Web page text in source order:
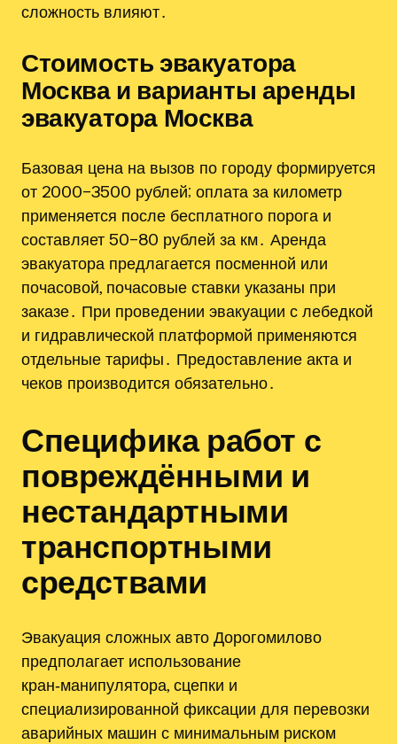
сложность влияют․
Стоимость эвакуатора
Москва и варианты аренды
эвакуатора Москва
Базовая цена на вызов по городу формируется
от 2000–3500 рублей; оплата за километр
применяется после бесплатного порога и
составляет 50–80 рублей за км․ Аренда
эвакуатора предлагается посменной или
почасовой, почасовые ставки указаны при
заказе․ При проведении эвакуации с лебедкой
и гидравлической платформой применяются
отдельные тарифы․ Предоставление акта и
чеков производится обязательно․
Специфика работ с
повреждёнными и
нестандартными
транспортными
средствами
Эвакуация сложных авто Дорогомилово
предполагает использование
кран‑манипулятора, сцепки и
специализированной фиксации для перевозки
аварийных машин с минимальным риском